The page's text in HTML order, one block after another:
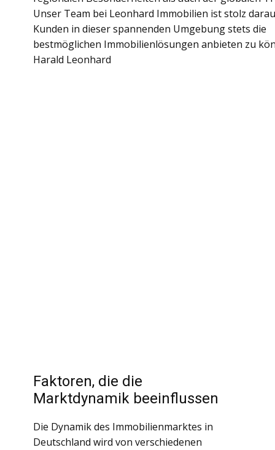
Unser Team bei Leonhard Immobilien ist stolz
Kunden in dieser spannenden Umgebung stets die
bestmöglichen Immobilienlösungen anbieten zu
Harald Leonhard
Faktoren, die die
Marktdynamik beeinflussen
Die Dynamik des Immobilienmarktes in
Deutschland wird von verschiedenen